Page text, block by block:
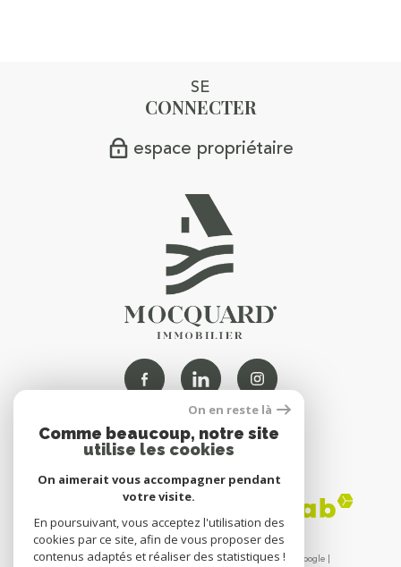
SE
CONNECTER
espace propriétaire
NOUS
ADHÉRONS
© 2026 | Tous droits réservés | Traduction powered by Google |
On en reste là
Comme beaucoup, notre site
utilise les cookies
On aimerait vous accompagner pendant
votre visite.
En poursuivant, vous acceptez l'utilisation des
cookies par ce site, afin de vous proposer des
contenus adaptés et réaliser des statistiques !